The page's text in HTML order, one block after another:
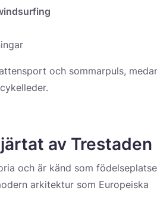
och sommarpuls,
av Trestaden
och är känd som
arkitektur som Europeiska